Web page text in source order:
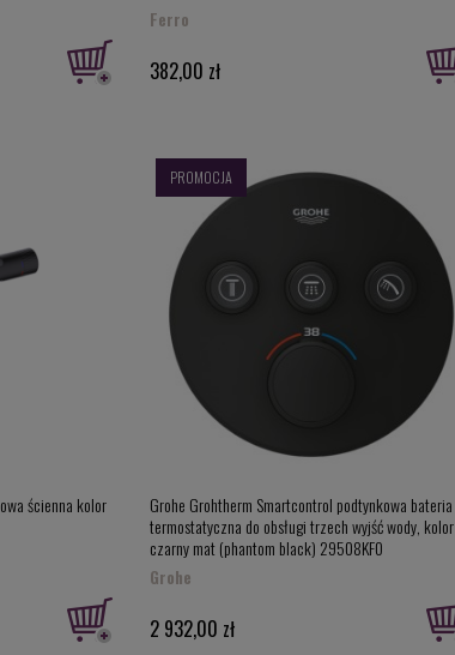
Ferro
382,00 zł
ścienna kolor
Grohe Grohtherm Smartcontrol podtynkowa bateria
termostatyczna do obsługi trzech wyjść wody, kolor
czarny mat (phantom black) 29508KF0
Grohe
2 932,00 zł
PROMOCJA